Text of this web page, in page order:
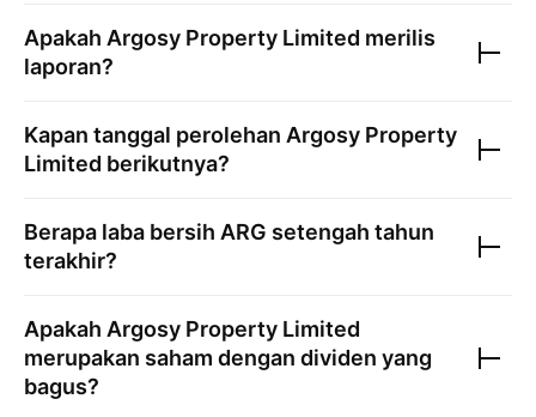
Apakah Argosy Property Limited merilis
laporan?
Kapan tanggal perolehan Argosy Property
Limited berikutnya?
Berapa laba bersih ARG setengah tahun
terakhir?
Apakah Argosy Property Limited
merupakan saham dengan dividen yang
bagus?